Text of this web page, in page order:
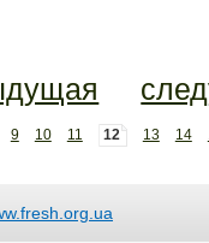
9 10 11 12 13 14